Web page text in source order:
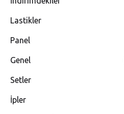
Lastikler
Panel
Genel
Setler
İpler